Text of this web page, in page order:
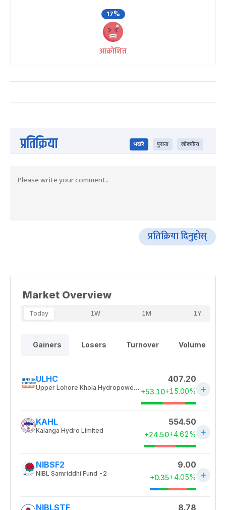
17%
आक्रोशित
प्रतिक्रिया भर्खरै पुराना लोकप्रिय
प्रतिक्रिया दिनुहोस्